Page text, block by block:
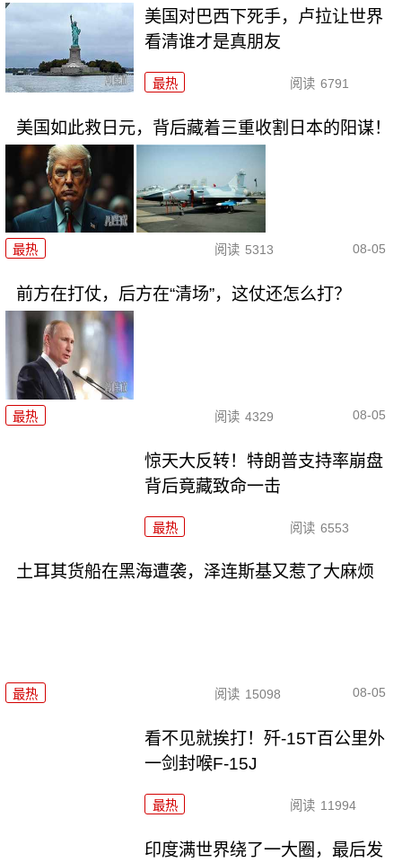
美国对巴西下死手，卢拉让世界
看清谁才是真朋友
最热 阅读 6791
美国如此救日元，背后藏着三重收割日本的阳谋！
最热 阅读 5313 08-05
前方在打仗，后方在“清场”，这仗还怎么打？
最热 阅读 4329 08-05
惊天大反转！特朗普支持率崩盘
背后竟藏致命一击
最热 阅读 6553
土耳其货船在黑海遭袭，泽连斯基又惹了大麻烦
最热 阅读 15098 08-05
看不见就挨打！歼-15T百公里外
一剑封喉F-15J
最热 阅读 11994
印度满世界绕了一大圈，最后发